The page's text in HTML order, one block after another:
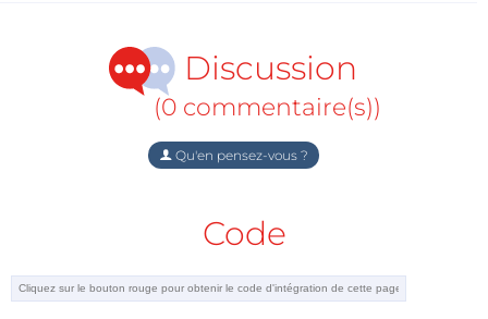
Discussion
(0 commentaire(s))
Qu'en pensez-vous ?
Code